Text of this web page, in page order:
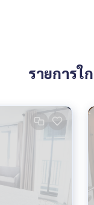
รายการใ